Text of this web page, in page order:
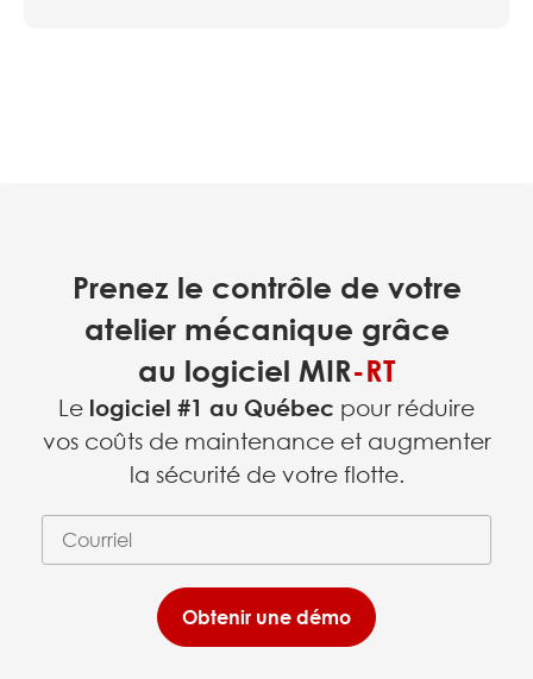
Prenez le contrôle de votre
atelier mécanique grâce
au logiciel MIR-RT
Le logiciel #1 au Québec pour réduire
vos coûts de maintenance et augmenter
la sécurité de votre flotte.
Courriel
Obtenir une démo